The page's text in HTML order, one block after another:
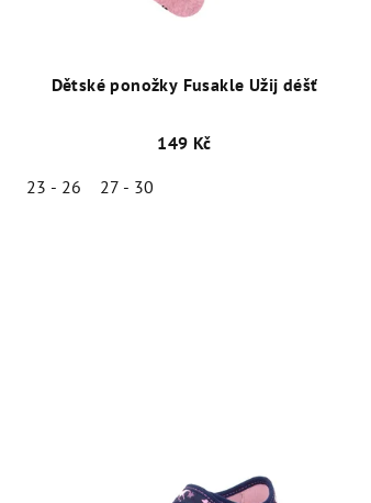
Dětské ponožky Fusakle Užij déšť
149 Kč
23 - 26
27 - 30